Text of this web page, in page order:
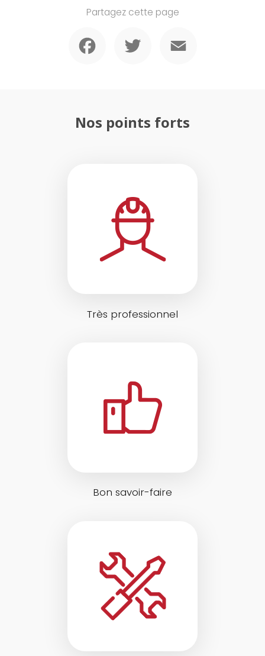
Partagez cette page
Nos points forts
Très professionnel
Bon savoir-faire